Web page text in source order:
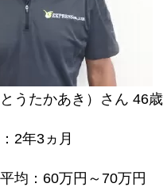
うたかあき）さん 46歳
2年3ヵ月
均：60万円～70万円